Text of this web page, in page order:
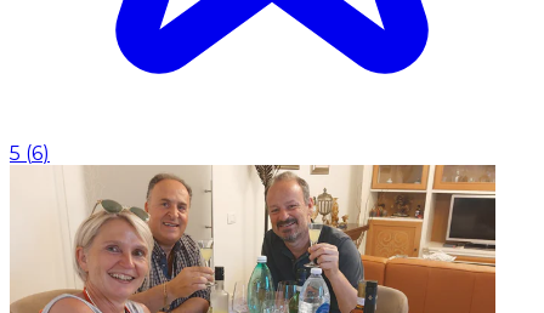
5 (6)